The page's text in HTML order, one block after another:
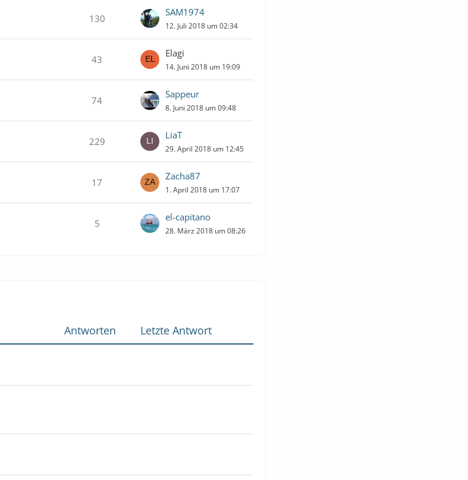
130
SAM1974
12. Juli 2018 um 02:34
43
Elagi
14. Juni 2018 um 19:09
74
Sappeur
8. Juni 2018 um 09:48
229
LiaT
29. April 2018 um 12:45
17
Zacha87
1. April 2018 um 17:07
5
el-capitano
28. März 2018 um 08:26
Antworten Letzte Antwort